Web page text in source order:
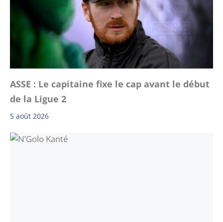
ASSE : Le capitaine fixe le cap avant le début
de la Ligue 2
5 août 2026